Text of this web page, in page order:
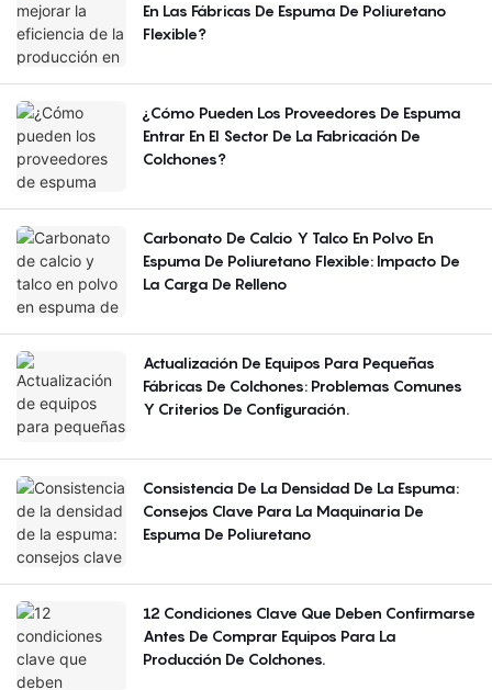
En Las Fábricas De Espuma De Poliuretano
Flexible?
¿Cómo Pueden Los Proveedores De Espuma
Entrar En El Sector De La Fabricación De
Colchones?
Carbonato De Calcio Y Talco En Polvo En
Espuma De Poliuretano Flexible: Impacto De
La Carga De Relleno
Actualización De Equipos Para Pequeñas
Fábricas De Colchones: Problemas Comunes
Y Criterios De Configuración.
Consistencia De La Densidad De La Espuma:
Consejos Clave Para La Maquinaria De
Espuma De Poliuretano
12 Condiciones Clave Que Deben Confirmarse
Antes De Comprar Equipos Para La
Producción De Colchones.